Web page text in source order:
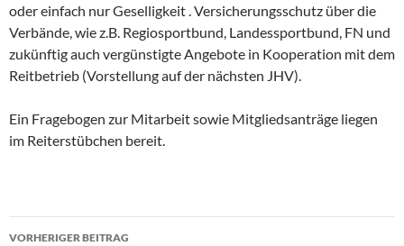
oder einfach nur Geselligkeit . Versicherungsschutz über die
Verbände, wie z.B. Regiosportbund, Landessportbund, FN und
zukünftig auch vergünstigte Angebote in Kooperation mit dem
Reitbetrieb (Vorstellung auf der nächsten JHV).
Ein Fragebogen zur Mitarbeit sowie Mitgliedsanträge liegen
im Reiterstübchen bereit.
Beitragsnavigation
VORHERIGER BEITRAG